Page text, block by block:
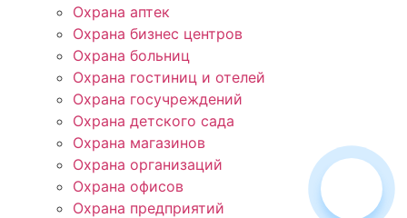
Охрана аптек
Охрана бизнес центров
Охрана больниц
Охрана гостиниц и отелей
Охрана госучреждений
Охрана детского сада
Охрана магазинов
Охрана организаций
Охрана офисов
Охрана предприятий